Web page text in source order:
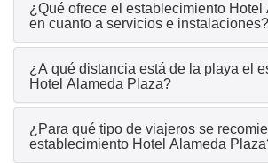
¿Qué ofrece el establecimiento Hotel
en cuanto a servicios e instalaciones?
¿A qué distancia está de la playa el
Hotel Alameda Plaza?
¿Para qué tipo de viajeros se
establecimiento Hotel Alameda